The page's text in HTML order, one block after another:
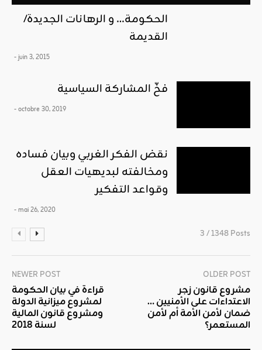
الحكومة… و الرهانات الجديدة/
القديمة
- juin 3, 2015
فخّ المشاركة السياسية
- octobre 30, 2019
نقض الفكر الغربي وبيان فساده
ومخالفته لبديهيات العقل
وقواعد التفكير
- mai 26, 2020
3 / 1348 Posts
NEWER POST
قراءة في بيان الحكومة
لمشروع ميزانية الدولة
ومشروع قانون المالية
لسنة 2018
OLDER POST
مشروع قانون زجر
الاعتداءات على الأمنيين …
ضمان لأمن الأمة أم لأمن
المستعمر؟